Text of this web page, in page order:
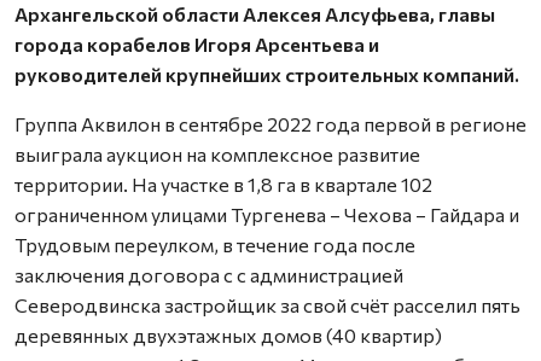
Архангельской области Алексея Алсуфьева, главы
города корабелов Игоря Арсентьева и
руководителей крупнейших строительных компаний.
Группа Аквилон в сентябре 2022 года первой в регионе
выиграла аукцион на комплексное развитие
территории. На участке в 1,8 га в квартале 102
ограниченном улицами Тургенева – Чехова – Гайдара и
Трудовым переулком, в течение года после
заключения договора с с администрацией
Северодвинска застройщик за свой счёт расселил пять
деревянных двухэтажных домов (40 квартир)